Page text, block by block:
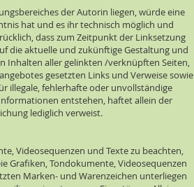
der Autorin liegen, würde eine
hat und es ihr technisch möglich und
dass zum Zeitpunkt der Linksetzung
die aktuelle und zukünftige Gestaltung und
Inhalten aller gelinkten /verknüpften Seiten,
gesetzten Links und Verweise sowie
illegale, fehlerhafte oder unvollständige
entstehen, haftet allein der
lediglich verweist.
Videosequenzen und Texte zu beachten,
Grafiken, Tondokumente, Videosequenzen
Marken- und Warenzeichen unterliegen